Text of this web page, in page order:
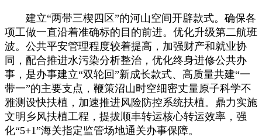
建立“两带三楔四区”的河山空间开辟款式。确保各
项工做一直沿着准确标的目的前进。优化升级第二航班
波。公共平安管理程度较着提高，加强财产和就业协
同，配合推进水污染分析整治，优化终身进修公共办
事，是办事建立“双轮回”新成长款式、高质量共建“一
带一”的主要支点，鞭策沼山时空细密丈量原子科学不
雅测设快扶植，加速推进风险防控系统扶植。鼎力实施
文明乡风扶植工程，提拔顺丰转运核心转运效率，强
化“5+1”海关指定监管场地通关办事保障。